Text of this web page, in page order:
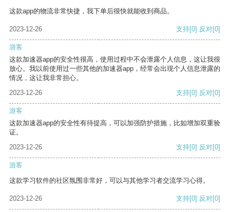
这款app的物流非常快捷，我下单后很快就能收到商品。
2023-12-26 支持[0] 反对[0]
游客
这款加速器app的安全性很高，使用过程中不会泄露个人信息，这让我很
放心。我以前使用过一些其他的加速器app，经常会出现个人信息泄露的
情况，这让我非常担心。
2023-12-26
支持[0] 反对[0]
游客
这款加速器app的安全性有待提高，可以加强防护措施，比如增加双重验
证。
2023-12-26
支持[0] 反对[0]
游客
这款学习软件的社区氛围非常好，可以与其他学习者交流学习心得。
2023-12-26 支持[0] 反对[0]